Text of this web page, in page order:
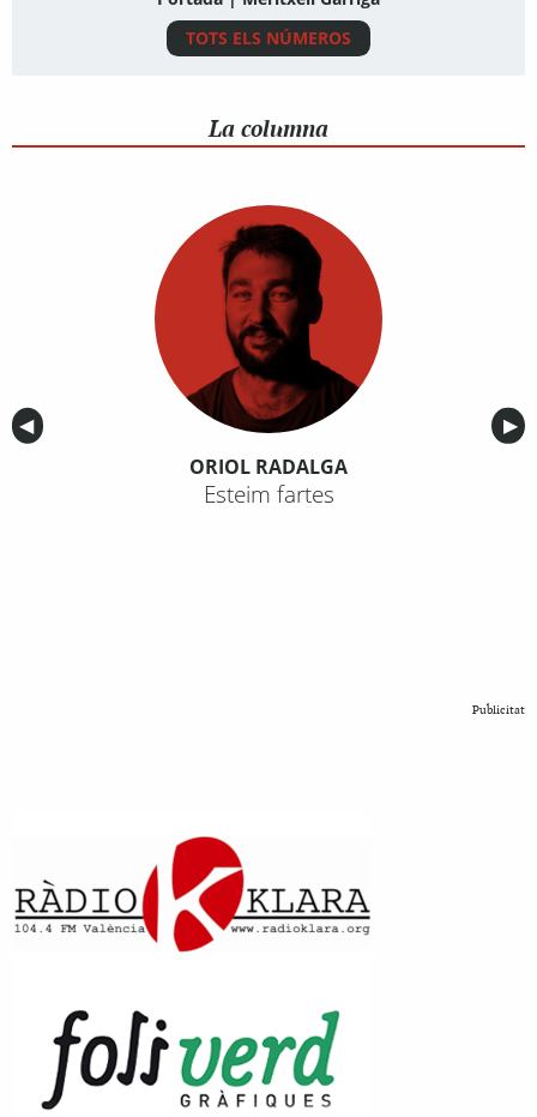
TOTS ELS NÚMEROS
La columna
Anterior
◀︎ ▶︎
ORIOL RADALGA
Esteim fartes
Publicitat